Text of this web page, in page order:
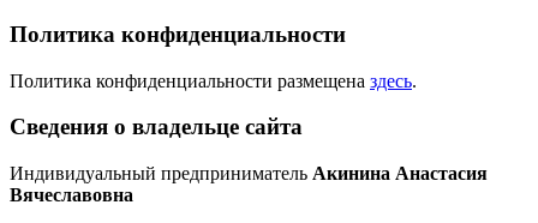
Политика конфиденциальности
Политика конфиденциальности размещена здесь.
Сведения о владельце сайта
Индивидуальный предприниматель Акинина Анастасия
Вячеславовна